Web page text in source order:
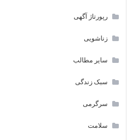
رپورتاژ آگهی
زناشویی
سایر مطالب
سبک زندگی
سرگرمی
سلامت